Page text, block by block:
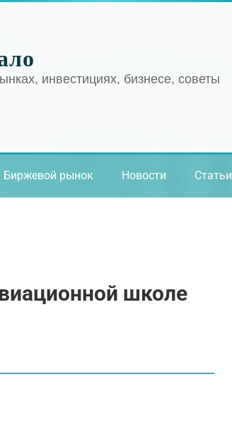
инвестициях, бизнесе, советы
Биржевой рынок Новости Статьи
школе